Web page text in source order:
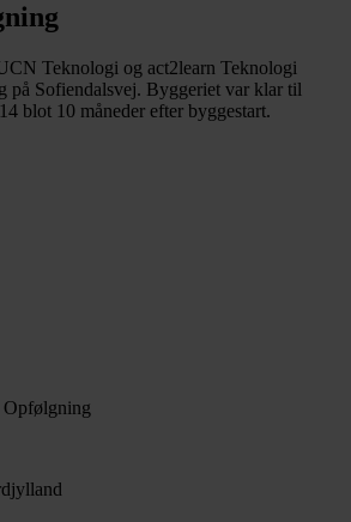
Teknologi og act2learn Teknologi
på Sofiendalsvej. Byggeriet var klar til
blot 10 måneder efter byggestart.